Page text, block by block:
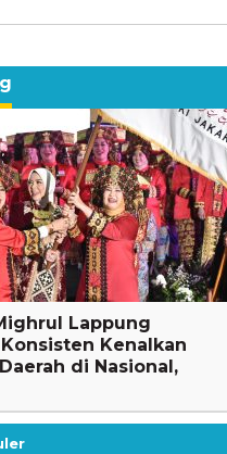
Lappung
Kenalkan
di Nasional,